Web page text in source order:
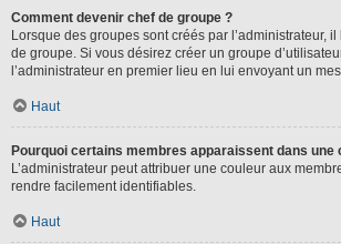
Comment devenir chef de groupe ?
Lorsque des groupes sont créés par l’administrateur,
de groupe. Si vous désirez créer un groupe
l’administrateur en premier lieu en lui envoyant un
Haut
Pourquoi certains membres apparaissent dans une
L’administrateur peut attribuer une couleur aux
rendre facilement identifiables.
Haut